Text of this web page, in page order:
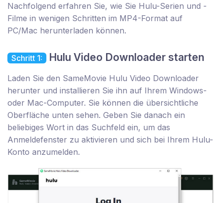
Nachfolgend erfahren Sie, wie Sie Hulu-Serien und -
Filme in wenigen Schritten im MP4-Format auf
PC/Mac herunterladen können.
Schritt 1: Hulu Video Downloader starten
Laden Sie den SameMovie Hulu Video Downloader
herunter und installieren Sie ihn auf Ihrem Windows-
oder Mac-Computer. Sie können die übersichtliche
Oberfläche unten sehen. Geben Sie danach ein
beliebiges Wort in das Suchfeld ein, um das
Anmeldefenster zu aktivieren und sich bei Ihrem Hulu-
Konto anzumelden.